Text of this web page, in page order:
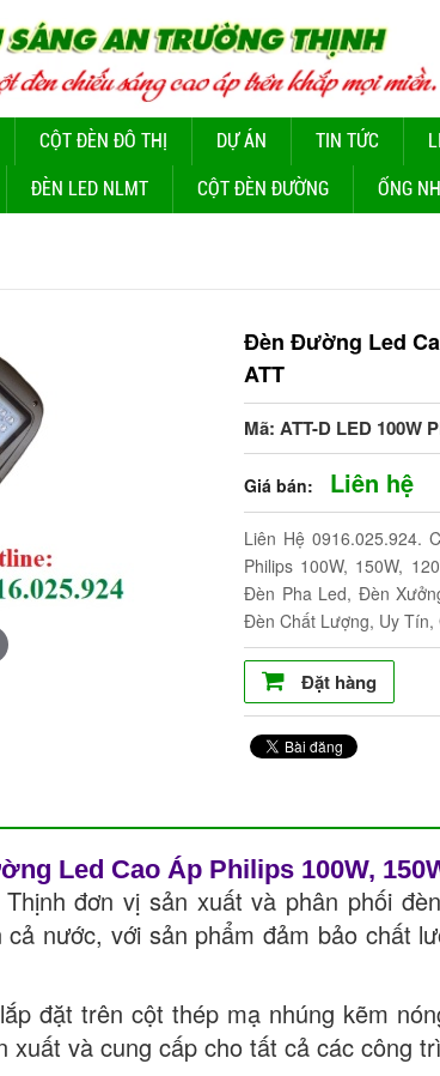
CỘT ĐÈN ĐÔ THỊ DỰ ÁN TIN TỨC
ĐÈN LED NLMT CỘT ĐÈN ĐƯỜNG ỐNG
Đèn Đường Led
ATT
Mã: ATT-D LED 100W
Giá bán: Liên hệ
Liên Hệ 0916.025.924.
Philips 100W, 150W,
Đèn Pha Led, Đèn
Đèn Chất Lượng, Uy Tín,
Đặt hàng
Led Cao Áp Philips 100W,
đơn vị sản xuất và phân phối
nước, với sản phẩm đảm bảo chất
đặt trên cột thép mạ nhúng kẽm
xuất và cung cấp cho tất cả các công